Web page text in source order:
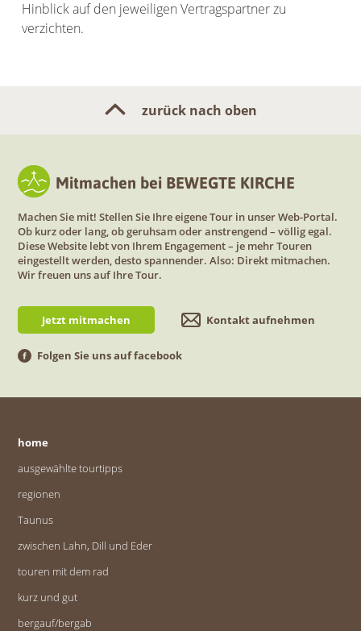
Hinblick auf den jeweiligen Vertragspartner zu
verzichten.
zurück nach oben
Mitmachen bei BEWEGTE KIRCHE
Machen Sie mit! Stellen Sie Ihre eigene Tour in unser Web-Portal.
Ob kurz oder lang, ob geruhsam oder anstrengend – völlig egal.
Diese Website lebt von Ihrem Engagement – je mehr Touren
eingestellt werden, desto spannender. Also: Direkt mitmachen.
Wir freuen uns auf Ihre Tour.
Jetzt mitmachen Kontakt aufnehmen
Folgen Sie uns auf facebook
home
ausgewählte tourtipps
regionen
Taunus
zwischen Lahn, Dill und Eder
touren mit dem rad
kurz und gut
bergauf/bergab